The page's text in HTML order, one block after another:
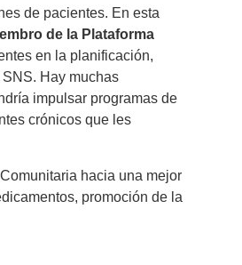
de pacientes. En esta
de la Plataforma
en la planificación,
Hay muchas
impulsar programas de
crónicos que les
hacia una mejor
promoción de la